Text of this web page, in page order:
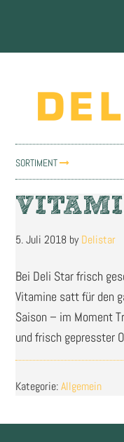
springen
springen
springen
SORTIMENT
5. Juli 2018 byDelistar
Bei Deli Star frisch
Vitamine satt für den
Saison – im Moment
und frisch gepresster
Kategorie:Allgemein